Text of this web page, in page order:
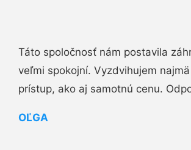
Táto spoločnosť nám postavila
veľmi spokojní. Vyzdvihujem
prístup, ako aj samotnú cenu.
OĽGA